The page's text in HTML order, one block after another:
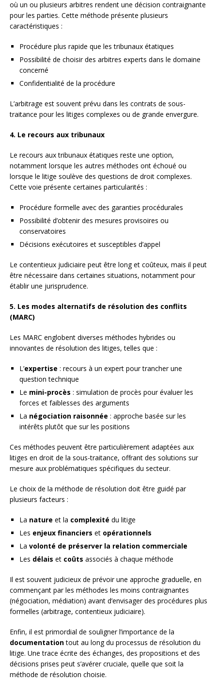
où un ou plusieurs arbitres rendent une décision contraignante
pour les parties. Cette méthode présente plusieurs
caractéristiques :
Procédure plus rapide que les tribunaux étatiques
Possibilité de choisir des arbitres experts dans le domaine
concerné
Confidentialité de la procédure
L’arbitrage est souvent prévu dans les contrats de sous-
traitance pour les litiges complexes ou de grande envergure.
4. Le recours aux tribunaux
Le recours aux tribunaux étatiques reste une option,
notamment lorsque les autres méthodes ont échoué ou
lorsque le litige soulève des questions de droit complexes.
Cette voie présente certaines particularités :
Procédure formelle avec des garanties procédurales
Possibilité d’obtenir des mesures provisoires ou
conservatoires
Décisions exécutoires et susceptibles d’appel
Le contentieux judiciaire peut être long et coûteux, mais il peut
être nécessaire dans certaines situations, notamment pour
établir une jurisprudence.
5. Les modes alternatifs de résolution des conflits
(MARC)
Les MARC englobent diverses méthodes hybrides ou
innovantes de résolution des litiges, telles que :
L’expertise : recours à un expert pour trancher une
question technique
Le mini-procès : simulation de procès pour évaluer les
forces et faiblesses des arguments
La négociation raisonnée : approche basée sur les
intérêts plutôt que sur les positions
Ces méthodes peuvent être particulièrement adaptées aux
litiges en droit de la sous-traitance, offrant des solutions sur
mesure aux problématiques spécifiques du secteur.
Le choix de la méthode de résolution doit être guidé par
plusieurs facteurs :
La nature et la complexité du litige
Les enjeux financiers et opérationnels
La volonté de préserver la relation commerciale
Les délais et coûts associés à chaque méthode
Il est souvent judicieux de prévoir une approche graduelle, en
commençant par les méthodes les moins contraignantes
(négociation, médiation) avant d’envisager des procédures plus
formelles (arbitrage, contentieux judiciaire).
Enfin, il est primordial de souligner l’importance de la
documentationtout au long du processus de résolution du
litige. Une trace écrite des échanges, des propositions et des
décisions prises peut s’avérer cruciale, quelle que soit la
méthode de résolution choisie.